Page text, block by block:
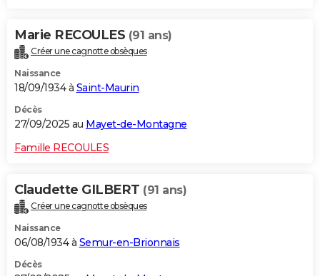
Marie RECOULES (91 ans)
Créer une cagnotte obsèques
Naissance
18/09/1934 à Saint-Maurin
Décès
27/09/2025 au Mayet-de-Montagne
Famille RECOULES
Claudette GILBERT (91 ans)
Créer une cagnotte obsèques
Naissance
06/08/1934 à Semur-en-Brionnais
Décès